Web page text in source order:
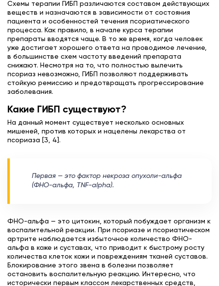
Схемы терапии ГИБП различаются составом действующих
веществ и назначаются в зависимости от состояния
пациента и особенностей течения псориатического
процесса. Как правило, в начале курса терапии
препараты вводятся чаще. В то же время, когда человек
уже достигает хорошего ответа на проводимое лечение,
в большинстве схем частоту введений препарата
снижают. Несмотря на то, что полностью вылечить
псориаз невозможно, ГИБП позволяют поддерживать
стойкую ремиссию и предотвращать прогрессирование
заболевания.
Какие ГИБП существуют?
На данный момент существует несколько основных
мишеней, против которых и нацелены лекарства от
псориаза [3, 4].
Первая — это фактор некроза опухоли-альфа
(ФНО-альфа, TNF-alpha).
ФНО-альфа — это цитокин, который побуждает организм к
воспалительной реакции. При псориазе и псориатическом
артрите наблюдается избыточное количество ФНО-
альфа в коже и суставах, что приводит к быстрому росту
количества клеток кожи и повреждениям тканей суставов.
Блокирование этого звена в болезни позволяет
остановить воспалительную реакцию. Интересно, что
исторически первым классом лекарственных средств,